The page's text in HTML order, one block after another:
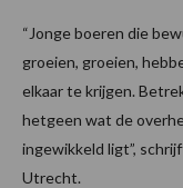
“Jonge boeren die
groeien, groeien,
elkaar te krijgen.
hetgeen wat de
ingewikkeld ligt”,
Utrecht.